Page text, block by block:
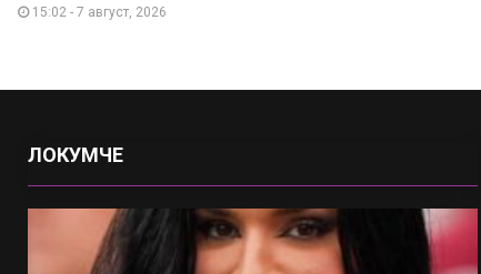
15:02 - 7 август, 2026
ЛОКУМЧЕ